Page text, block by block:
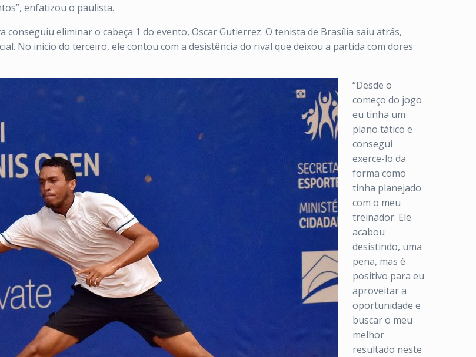
enfatizou o paulista.
eliminar o cabeça 1 do evento, Oscar Gutierrez. O tenista de Brasília saiu atrás,
No início do terceiro, ele contou com a desistência do rival que deixou a partida com dores
“Desde o
começo do jogo
eu tinha um
plano tático e
consegui
exerce-lo da
forma como
tinha planejado
com o meu
treinador. Ele
acabou
desistindo, uma
pena, mas é
positivo para eu
aproveitar a
oportunidade e
buscar o meu
melhor
resultado neste